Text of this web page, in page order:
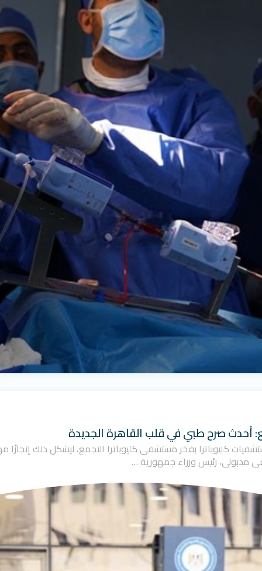
أحدث صرح طبي في قلب القاهرة الجديدة
مجموعة مستشفيات كليوباترا بفخر مستشفى كليوباترا التجمع، ليشكل ذلك
مدبولي، رئيس وزراء جمهورية …